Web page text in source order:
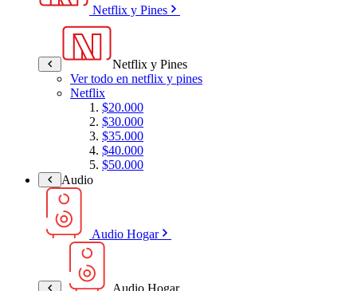
Netflix y Pines
Netflix y Pines
Ver todo en netflix y pines
Netflix
$20.000
$30.000
$35.000
$40.000
$50.000
Audio
Audio Hogar
Audio Hogar